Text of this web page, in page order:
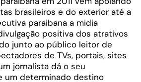
brasileiros e do exterior até a
paraibana a midia
positiva dos atrativos
junto ao público leitor de
de TVs, portais, sites
jornalista dá o seu
um determinado destino